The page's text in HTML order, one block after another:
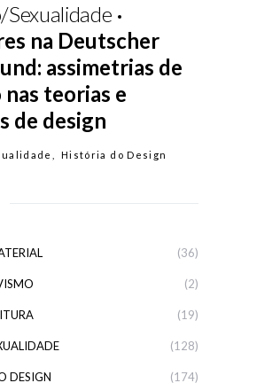
na Deutscher
assimetrias de
teorias e
de design
História do Design
(36)
(2)
(19)
(128)
DESIGN (174)